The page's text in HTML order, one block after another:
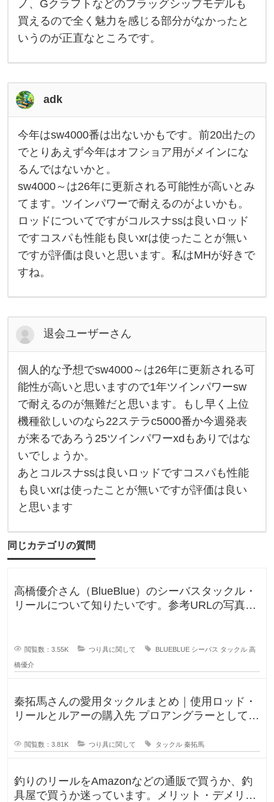
て
い
る
店
て
数
年
前
に
釣
り
フ
ェ
ス
ィ
ノ、Gクラフトなどのフラッグシップモデルも
買えるので全く魅力を感じる部分がなかったと
いうのが正直なところです。
adk
今
年
は
s
4
0
0
0
は
出
な
い
か
で
。
前
0
た
の
で
り
あ
え
ず
今
年
オ
今年はsw4000番は出ないかもです。前20出たの
でとりあえず今年はオフショア用がメインにな
るんではないかと。
sw4000～は26年に更新される可能性が高いとみ
てます。ツインパワーで耐えるのがよいかも。
ロッドについてですがコルスナssは良いロッド
ですコスパも性能も良いxrは使ったことが無い
ですが評価は良いと思います。私はMHが好きで
すね。
退会ユーザーさん
個
人
的
な
予
想
で
s
w
0
0
0
～
は
6
年
に
更
れ
る
可
高
い
と
ま
す
個人的な予想でsw4000～は26年に更新される可
能性が高いと思いますので1年ツインパワーsw
で耐えるのが無難だと思います。もし早く上位
機種欲しいのなら22ステラc5000番か今週発表
が来るであろう25ツインパワーxdもありではな
いでしょうか。
あとコルスナssは良いロッドですコスパも性能
も良いxrは使ったことが無いですが評価は良い
と思います
同じカテゴリの質問
高橋優介さん（BlueBlue）のシーバスタックル・
リールについて知りたいです。参考URLの写真の
閲覧数：3.55K つり具に関して BLUEBLUE シーバス タックル 高
橋優介
秦拓馬さんの愛用タックルまとめ｜使用ロッド・
リールとルアーの購入先 プロアングラーとして、
閲覧数：3.81K つり具に関して タックル 秦拓馬
釣りのリールをAmazonなどの通販で買うか、釣
具屋で買うか迷っています。メリット・デメリッ